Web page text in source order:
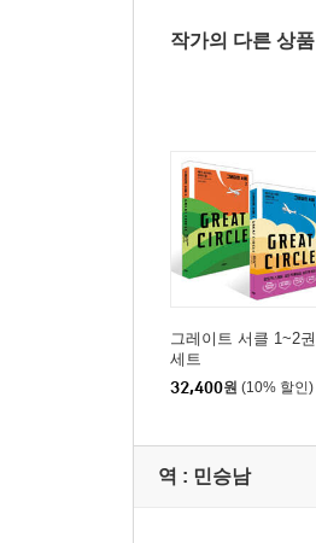
작가의 다른 상품
그레이트 서클 1~2권
세트
32,400원 (10% 할인)
역 : 민승남